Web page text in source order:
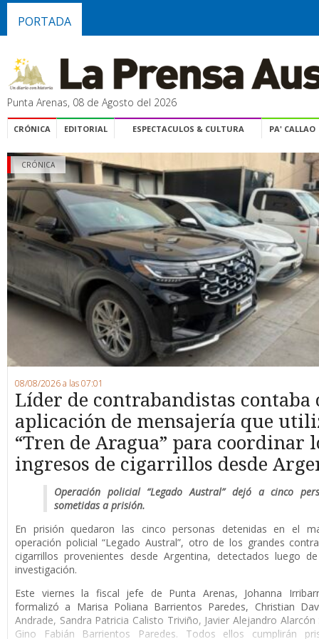
PORTADA
Punta Arenas, 08 de Agosto del 2026
CRÓNICA EDITORIAL ESPECTACULOS & CULTURA PA' CALLAO
CRÓNICA
08/08/2026 a las 07:01
Líder de contrabandistas contaba
aplicación de mensajería que
“Tren de Aragua” para coordinar
ingresos de cigarrillos desde
Operación policial “Legado Austral” dejó a cinco
sometidas a prisión.
En prisión quedaron las cinco personas detenidas en el
operación policial “Legado Austral”, otro de los grandes
cigarrillos provenientes desde Argentina, detectados luego
investigación.
Este viernes la fiscal jefe de Punta Arenas, Johanna
formalizó a Marisa Poliana Barrientos Paredes, Christian
Andrade, Sandra Patricia Calisto Triviño, Javier Alejandro Alarcón
Gino Fabián Barrientos Paredes. Todos ellos cumplirán